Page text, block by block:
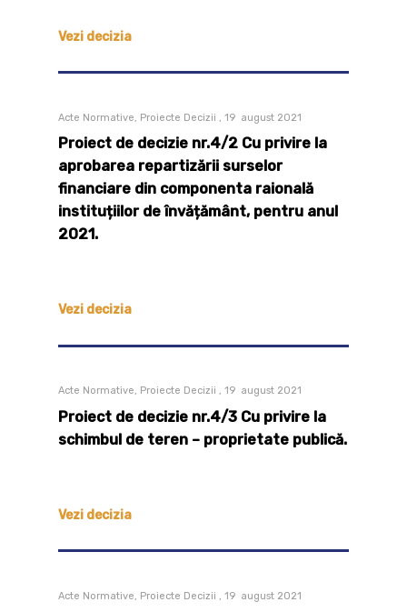
Vezi decizia
Acte Normative, Proiecte Decizii , 19 august 2021
Proiect de decizie nr.4/2 Cu privire la
aprobarea repartizării surselor
financiare din componenta raională
instituțiilor de învățământ, pentru anul
2021.
Vezi decizia
Acte Normative, Proiecte Decizii , 19 august 2021
Proiect de decizie nr.4/3 Cu privire la
schimbul de teren – proprietate publică.
Vezi decizia
Acte Normative, Proiecte Decizii , 19 august 2021